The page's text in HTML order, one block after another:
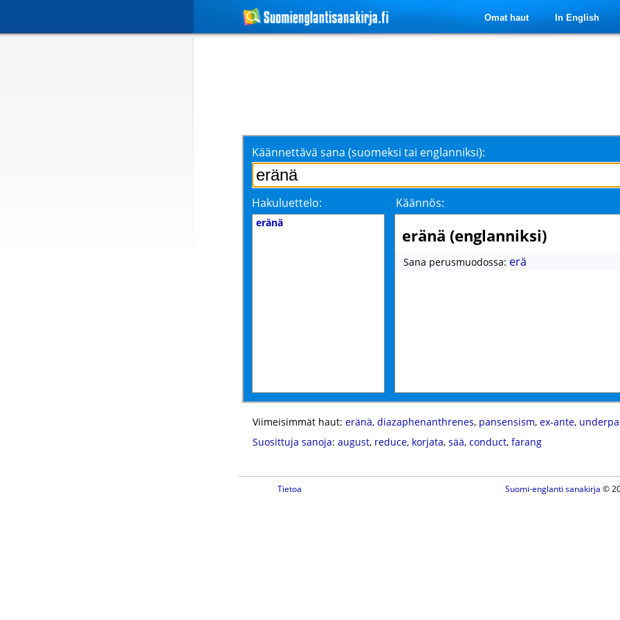
Omat haut In English
Käännettävä sana (suomeksi tai englanniksi):
Hakuluettelo: Käännös:
eränä
eränä (englanniksi)
Sana perusmuodossa: erä
Viimeisimmät haut: eränä, diazaphenanthrenes, pansensism, ex-ante,
Suosittuja sanoja: august, reduce, korjata, sää, conduct, farang
Tietoa Suomi-englanti sanakirja ©